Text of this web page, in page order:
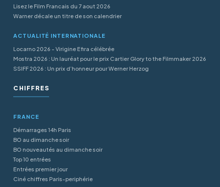
Lisez le Film Francais du 7 aout 2026
Warner décale un titre de son calendrier
ACTUALITÉ INTERNATIONALE
Locarno 2026 - Virigine Efira célébrée
Mostra 2026 : Un lauréat pour le prix Cartier Glory to the Filmmaker 2026
SSIFF 2026 : Un prix d’honneur pour Werner Herzog
CHIFFRES
FRANCE
Démarrages 14h Paris
BO au dimanche soir
BO nouveautés au dimanche soir
Top 10 entrées
Entrées premier jour
Ciné chiffres Paris-periphérie